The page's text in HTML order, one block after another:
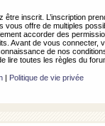
inscrit. L’inscription
vous offre de multiples
accorder des
Avant de vous connecter,
de nos
lire toutes les règles du
| Politique de vie privée